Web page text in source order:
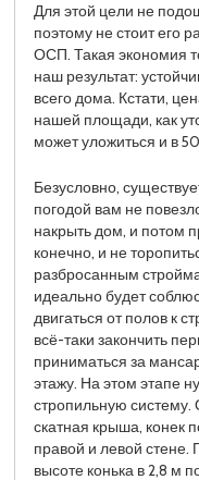
Для этой цели не
поэтому не стоит его
ОСП. Такая экономия
наш результат:
всего дома. Кстати,
нашей площади, как
может уложиться и в
Безусловно,
погодой вам не
накрыть дом, и потом
конечно, и не
разбросанным
идеально будет
двигаться от полов к
всё-таки закончить
приниматься за
этажу. На этом этапе
стропильную систему.
скатная крыша, конек
правой и левой
высоте конька в 2,8 м